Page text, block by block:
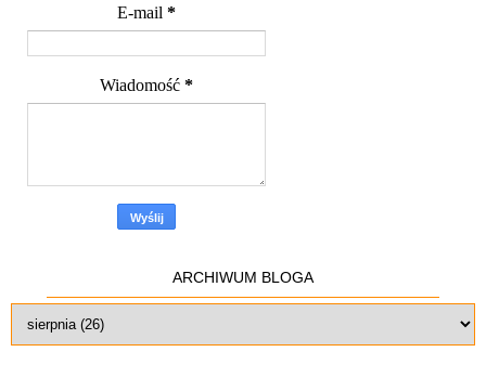
E-mail *
Wiadomość *
ARCHIWUM BLOGA